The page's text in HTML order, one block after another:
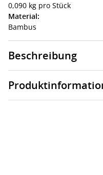
0,090 kg pro Stück
Material:
Bambus
Beschreibung